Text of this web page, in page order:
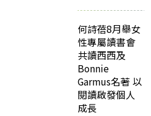
何詩蓓8月舉女
性專屬讀書會
共讀西西及
Bonnie
Garmus名著 以
閱讀啟發個人
成長